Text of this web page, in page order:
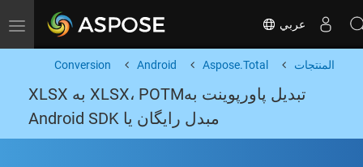
Toggle navigation عربي
المنتجات Aspose.Total
Android
Conversion
تبدیل پاورپوینت بهXLSX، POTM به XLSX
مبدل رایگان یا Android SDK